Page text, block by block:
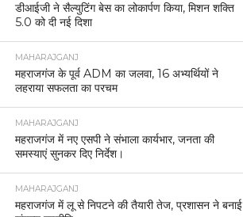
डीआईजी ने सैल्युटिंग बेस का लोकार्पण किया, मिशन शक्ति
5.0 को दी नई दिशा
MAHARAJGANJ
महराजगंज के पूर्व ADM का जलवा, 16 अभ्यर्थियों ने
लहराया सफलता का परचम
MAHARAJGANJ
महराजगंज में नए एसपी ने संभाला कार्यभार, जनता की
समस्याएं सुनकर दिए निर्देश।
MAHARAJGANJ
महराजगंज में लू से निपटने की तैयारी तेज, प्रशासन ने बनाई